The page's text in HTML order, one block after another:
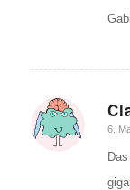
Gabi
6.